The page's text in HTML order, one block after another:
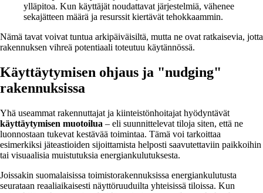
ylläpitoa. Kun käyttäjät noudattavat järjestelmiä, vähenee
sekajätteen määrä ja resurssit kiertävät tehokkaammin.
Nämä tavat voivat tuntua arkipäiväisiltä, mutta ne ovat ratkaisevia, jotta
rakennuksen vihreä potentiaali toteutuu käytännössä.
Käyttäytymisen ohjaus ja "nudging"
rakennuksissa
Yhä useammat rakennuttajat ja kiinteistönhoitajat hyödyntävät
käyttäytymisen muotoilua – eli suunnittelevat tiloja siten, että ne
luonnostaan tukevat kestävää toimintaa. Tämä voi tarkoittaa
esimerkiksi jäteastioiden sijoittamista helposti saavutettaviin paikkoihin
tai visuaalisia muistutuksia energiankulutuksesta.
Joissakin suomalaisissa toimistorakennuksissa energiankulutusta
seurataan reaaliaikaisesti näyttöruuduilta yhteisissä tiloissa. Kun